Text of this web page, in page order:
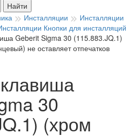
Найти
Инсталляции
Инсталляции
Кнопки для инсталляций
Geberit Sigma 30 (115.883.JQ.1)
не оставляет отпечатков
30
(хром